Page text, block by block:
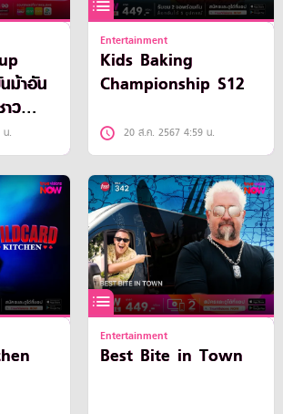
ม้าอัน
ว
.
Entertainment
Kids Baking
Championship S12
20 ส.ค. 2567 4:59 น.
Entertainment
Best Bite in Town